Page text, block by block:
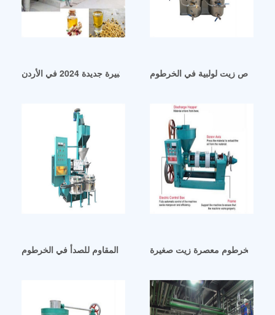
ماكينة عصر زيت كبيرة جديدة 2024 في الأردناستخلاص زيت لولبية في الخرطوم
معصرة زيت الفول السوداني من الفولاذ المقاوم للصدأ في الخرطوم
الخرطوم معصرة زيت صغيرة